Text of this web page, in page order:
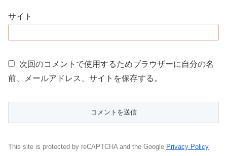
サイト
次回のコメントで使用するためブラウザーに自分の名
前、メールアドレス、サイトを保存する。
This site is protected by reCAPTCHA and the Google Privacy Policy